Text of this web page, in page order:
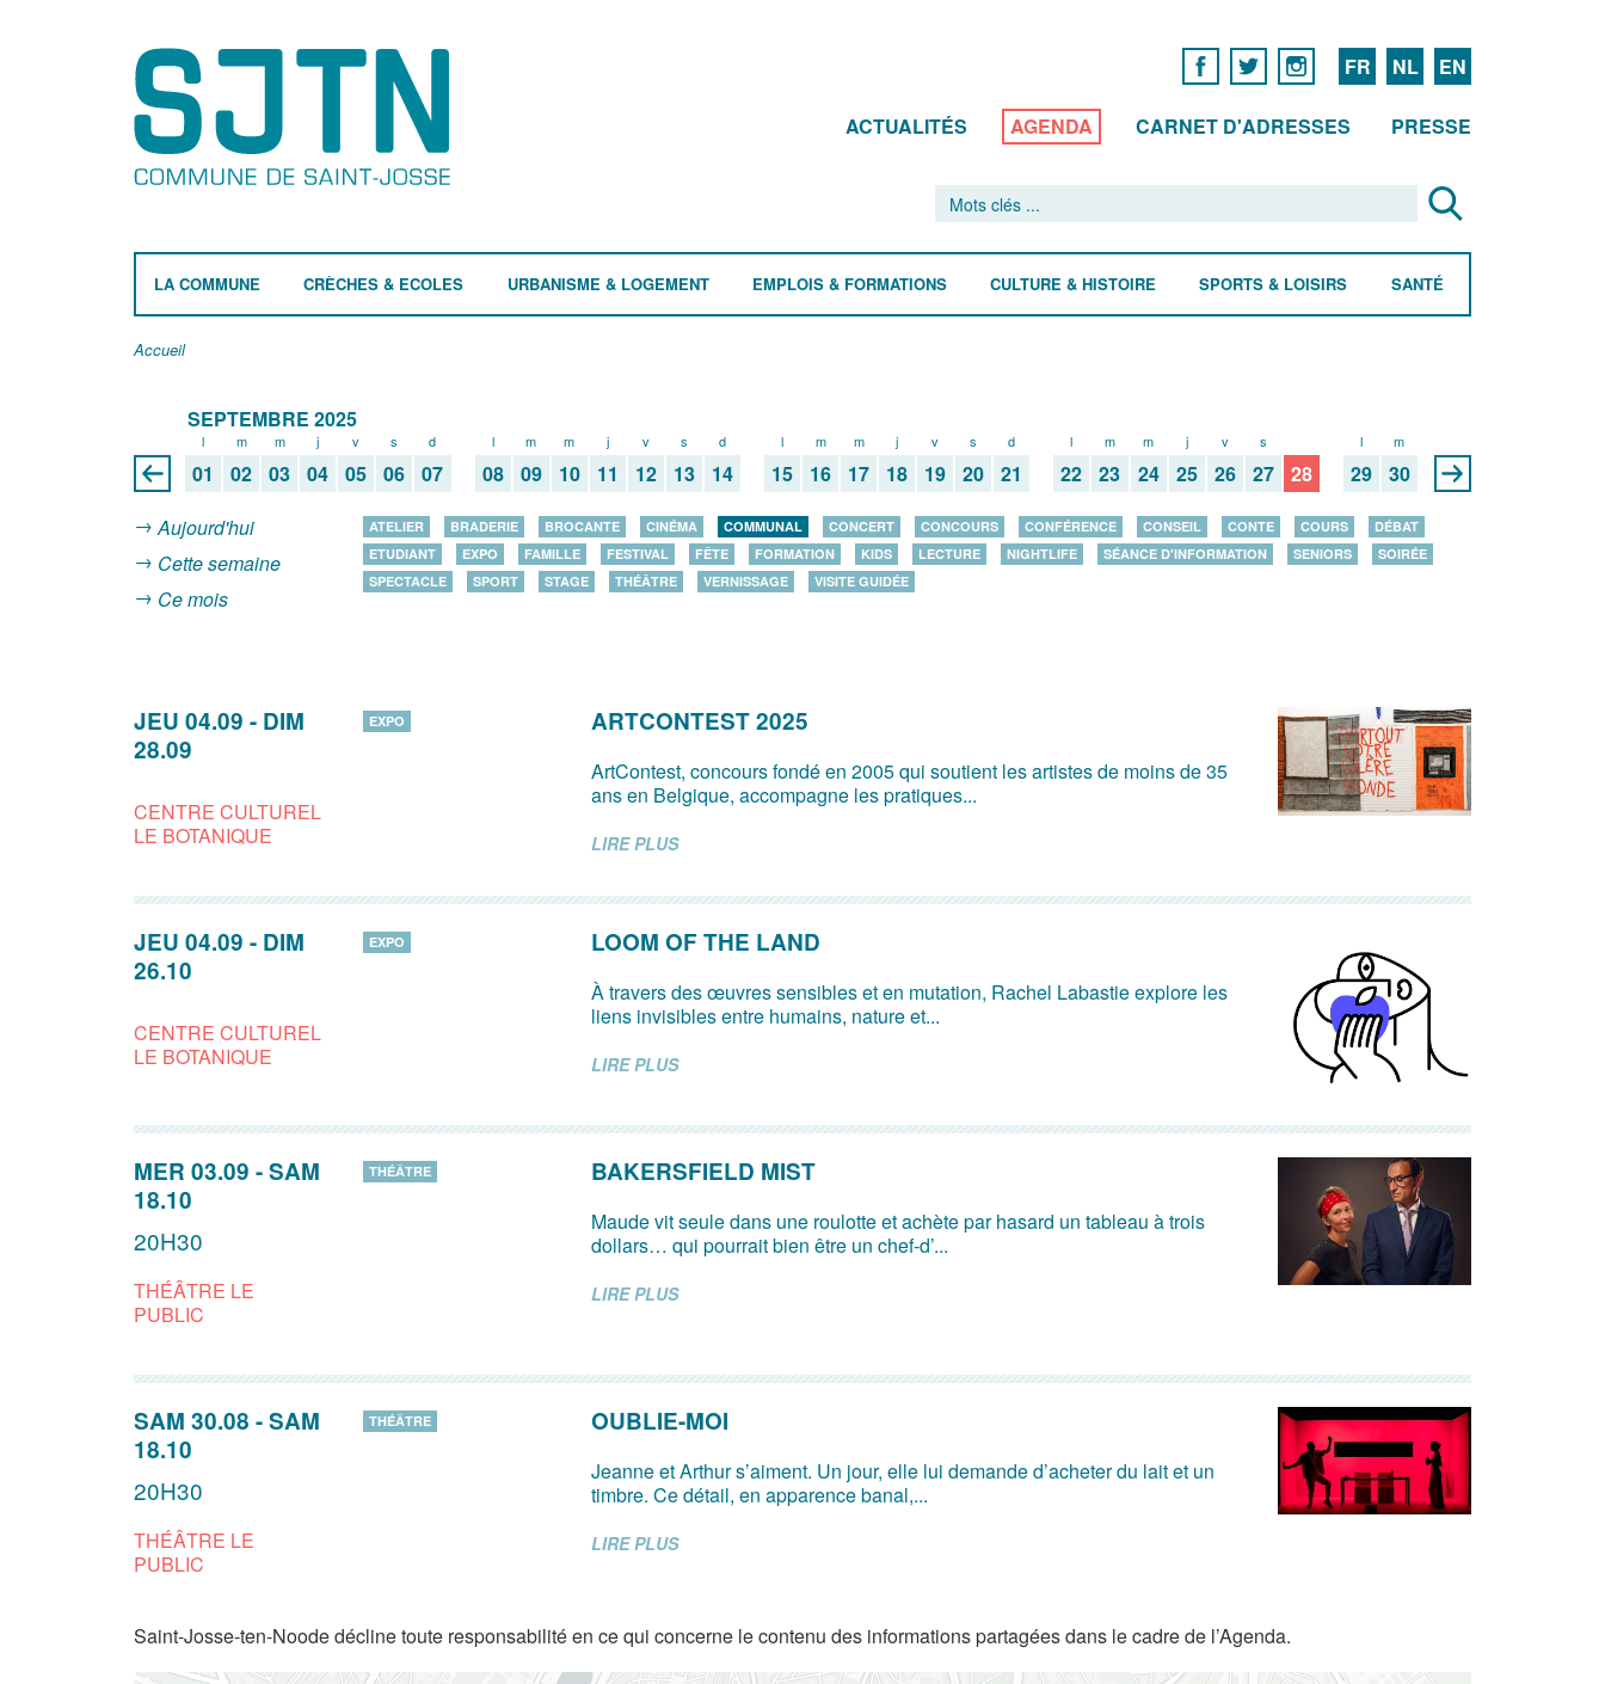
FR NL EN
ACTUALITÉS AGENDA CARNET D'ADRESSES PRESSE
LA COMMUNE CRÈCHES & ECOLES URBANISME & LOGEMENT EMPLOIS & FORMATIONS CULTURE & HISTOIRE SPORTS & LOISIRS SANTÉ
Accueil
SEPTEMBRE 2025
l
01
m
02
m
03
j
04
v
05
s
06
d
07
l
08
m
09
m
10
j
11
v
12
s
13
d
14
l
15
m
16
m
17
j
18
v
19
s
20
d
21
l
22
m
23
m
24
j
25
v
26
s
27 28
l
29
m
30
Aujourd'hui
Cette semaine
Ce mois
ATELIER BRADERIE BROCANTE CINÉMA COMMUNAL CONCERT CONCOURS CONFÉRENCE CONSEIL CONTE COURS
DÉBAT
ETUDIANT
EXPO FAMILLE FESTIVAL FÊTE FORMATION KIDS LECTURE NIGHTLIFE SÉANCE D'INFORMATION SENIORS
SOIRÉE
SPECTACLE
SPORT STAGE THÉÂTRE VERNISSAGE VISITE GUIDÉE
JEU 04.09 - DIM
28.09
CENTRE CULTUREL
LE BOTANIQUE
EXPO ARTCONTEST 2025
ArtContest, concours fondé en 2005 qui soutient les artistes de moins de 35
ans en Belgique, accompagne les pratiques...
LIRE PLUS
JEU 04.09 - DIM
26.10
CENTRE CULTUREL
LE BOTANIQUE
EXPO LOOM OF THE LAND
À travers des œuvres sensibles et en mutation, Rachel Labastie explore les
liens invisibles entre humains, nature et...
LIRE PLUS
MER 03.09 -SAM
18.10
20H30
THÉÂTRE LE
PUBLIC
THÉÂTRE BAKERSFIELD MIST
Maude vit seule dans une roulotte et achète par hasard un tableau à trois
dollars… qui pourrait bien être un chef-d’...
LIRE PLUS
SAM 30.08 -SAM
18.10
20H30
THÉÂTRE LE
PUBLIC
THÉÂTRE OUBLIE-MOI
Jeanne et Arthur s’aiment. Un jour, elle lui demande d’acheter du lait et un
timbre. Ce détail, en apparence banal,...
LIRE PLUS
Saint-Josse-ten-Noode décline toute responsabilité en ce qui concerne le contenu des informations partagées dans le cadre de l’Agenda.